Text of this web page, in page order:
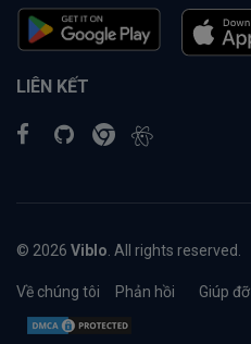
LIÊN KẾT
© 2026 Viblo . All rights reserved.
Về chúng tôi Phản hồi Giúp đỡ